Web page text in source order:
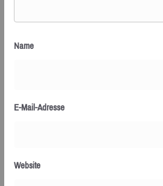
Name
E-Mail-Adresse
Website